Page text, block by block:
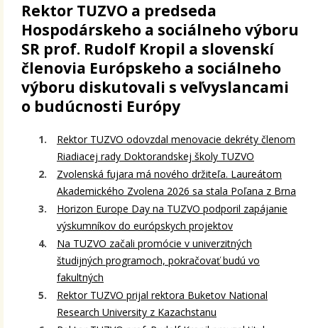
Rektor TUZVO a predseda
Hospodárskeho a sociálneho výboru
SR prof. Rudolf Kropil a slovenskí
členovia Európskeho a sociálneho
výboru diskutovali s veľvyslancami
o budúcnosti Európy
Rektor TUZVO odovzdal menovacie dekréty členom
Riadiacej rady Doktorandskej školy TUZVO
Zvolenská fujara má nového držiteľa. Laureátom
Akademického Zvolena 2026 sa stala Poľana z Brna
Horizon Europe Day na TUZVO podporil zapájanie
výskumníkov do európskych projektov
Na TUZVO začali promócie v univerzitných
študijných programoch, pokračovať budú vo
fakultných
Rektor TUZVO prijal rektora Buketov National
Research University z Kazachstanu